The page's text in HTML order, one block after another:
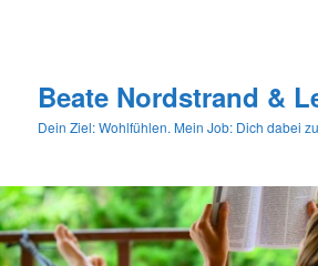
Beate Nordstrand &
Dein Ziel: Wohlfühlen. Mein Job: Dich dabei